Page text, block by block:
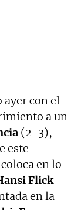
ayer con el
a un
(2-3),
este
en lo
Flick
en la